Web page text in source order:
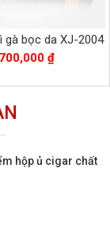
gà bọc da XJ-2004
₫
hộp ủ cigar chất